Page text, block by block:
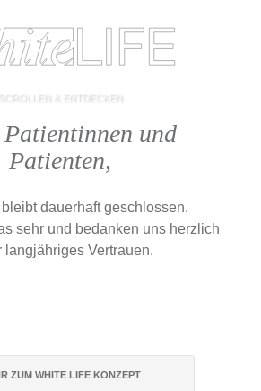
SCROLLEN & ENTDECKEN
Patientinnen und
Patienten,
bleibt dauerhaft geschlossen.
sehr und bedanken uns herzlich
langjähriges Vertrauen.
ZUM WHITE LIFE KONZEPT